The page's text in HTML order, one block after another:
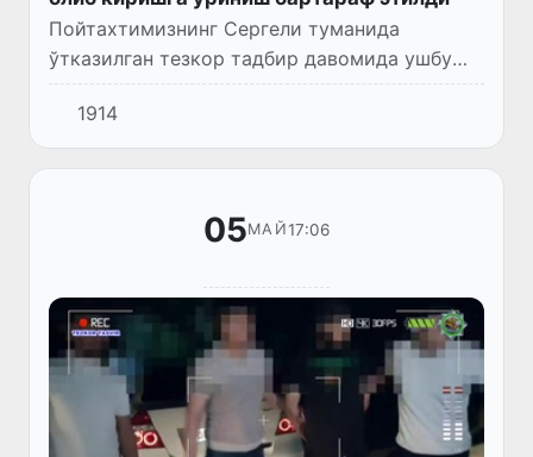
Пойтахтимизнинг Сергели туманида
ўтказилган тезкор тадбир давомида ушбу
жўнатмани қабул қилиб олишга келган 43
ёшли фуқаро ҳам қўлга олинди.
1914
05МАЙ17:06